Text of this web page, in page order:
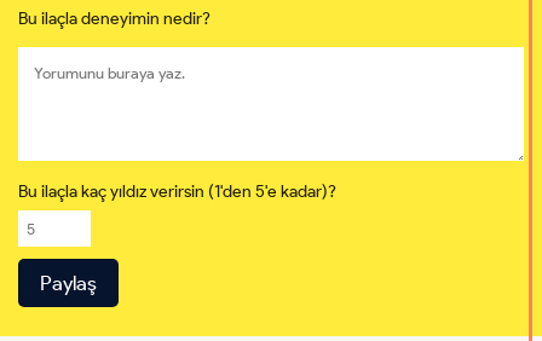
Bu ilaçla deneyimin nedir?
Bu ilaçla kaç yıldız verirsin (1'den 5'e kadar)?